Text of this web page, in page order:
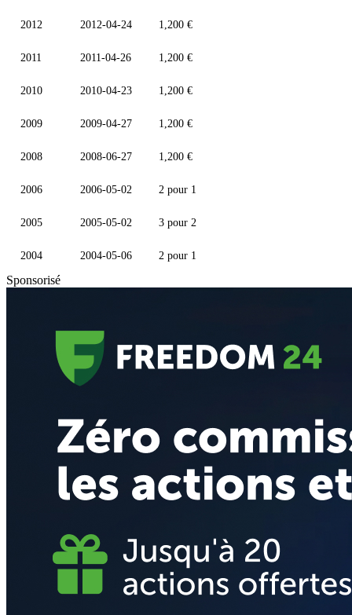
2012 2012-04-24 1,200 €
2011 2011-04-26 1,200 €
2010 2010-04-23 1,200 €
2009 2009-04-27 1,200 €
2008 2008-06-27 1,200 €
2006 2006-05-02 2 pour 1
2005 2005-05-02 3 pour 2
2004 2004-05-06 2 pour 1
Sponsorisé